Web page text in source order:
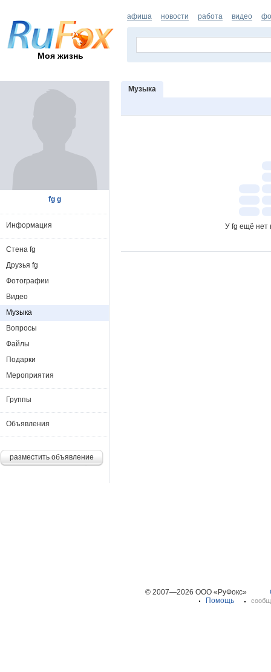
Моя жизнь
афиша новости работа видео
Музыка
У fg ещё нет
fg g
Информация
Стена fg
Друзья fg
Фотографии
Видео
Музыка
Вопросы
Файлы
Подарки
Мероприятия
Группы
Объявления
разместить объявление
© 2007—2026 ООО «РуФокс»
Помощь